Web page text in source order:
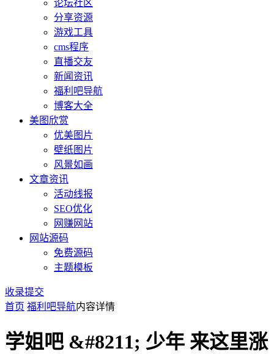
论坛社区
分享资源
游戏工具
cms程序
直播交友
新闻资讯
福利吧导航
博客大全
美图欣赏
优美图片
壁纸图片
风景如画
文章资讯
活动线报
SEO优化
网赚网站
网站源码
免费源码
主题模板
收录提交
首页 福利吧导航内容详情
学姐吧 &#8211; 少年 来这里涨